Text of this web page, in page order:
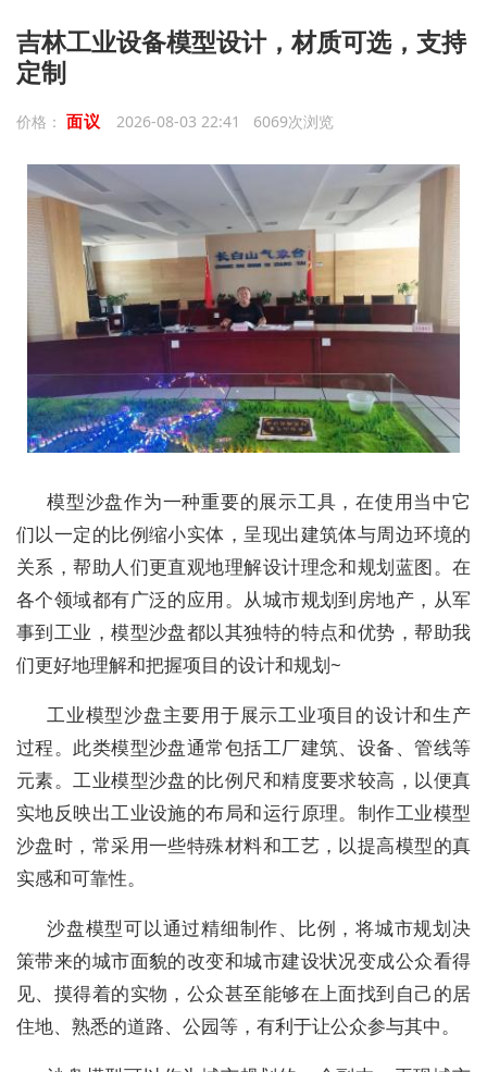
吉林工业设备模型设计，材质可选，支持
定制
价格： 面议 2026-08-03 22:41 6069次浏览
模型沙盘作为一种重要的展示工具，在使用当中它
们以一定的比例缩小实体，呈现出建筑体与周边环境的
关系，帮助人们更直观地理解设计理念和规划蓝图。在
各个领域都有广泛的应用。从城市规划到房地产，从军
事到工业，模型沙盘都以其独特的特点和优势，帮助我
们更好地理解和把握项目的设计和规划~
工业模型沙盘主要用于展示工业项目的设计和生产
过程。此类模型沙盘通常包括工厂建筑、设备、管线等
元素。工业模型沙盘的比例尺和精度要求较高，以便真
实地反映出工业设施的布局和运行原理。制作工业模型
沙盘时，常采用一些特殊材料和工艺，以提高模型的真
实感和可靠性。
沙盘模型可以通过精细制作、比例，将城市规划决
策带来的城市面貌的改变和城市建设状况变成公众看得
见、摸得着的实物，公众甚至能够在上面找到自己的居
住地、熟悉的道路、公园等，有利于让公众参与其中。